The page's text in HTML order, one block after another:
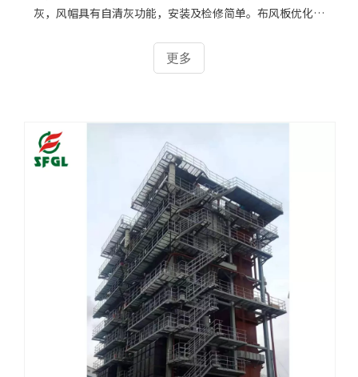
生物质锅炉的发展前景
灰，风帽具有自清灰功能，安装及检修简单。布风板优化设
计，强化布风板四角及四周贴壁处布风，从根本上解决四角
及四周流化不均，解决局部高温及局部低温结焦的问题；改
变落渣口处风帽布置，不挡渣，放渣更通畅，选渣更精细。
生物质锅炉的发展前景广阔，节能环保省成本我国目前有工
业锅炉约50多万台，每年耗煤量约为全国煤耗总量的1/3，
由燃煤工业锅炉造成的环境污染非常严重，大量的工业锅炉
必须换用洁净能源。根据我国的生物质资源条件，利用农林
剩余物作为锅炉燃料使用则具有环境友好、可以再生的特
点，研究生物质锅炉的燃烧技
更多